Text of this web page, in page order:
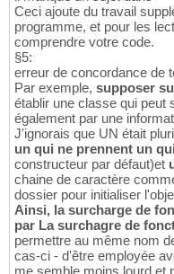
Ceci ajoute du travail
programme, et pour les
comprendre votre code.
§5:
erreur de concordance de
Par exemple, supposer
établir une classe qui peut
également par une
J'ignorais que UN était
un qui ne prennent un
constructeur par défaut)et
chaine de caractère
dossier pour initialiser
Ainsi, la surcharge de
par La surchagre de
permettre au même nom
cas-ci - d'être employée